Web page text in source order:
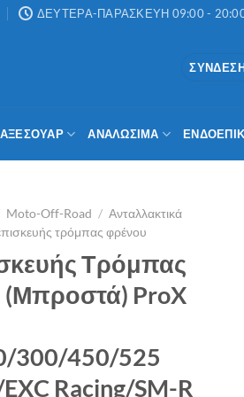
ΔΕΥΤΕΡΑ-ΠΑΡΑΣΚΕΥΗ 09:00 -
ΑΞΕΣΟΥΆΡ ΑΝΑΛΏΣΙΜΑ
Moto-Off-Road / Ανταλλακτικά
τρόμπας φρένου
Τρόμπας
ProX
300/450/525
Racing/SM-R